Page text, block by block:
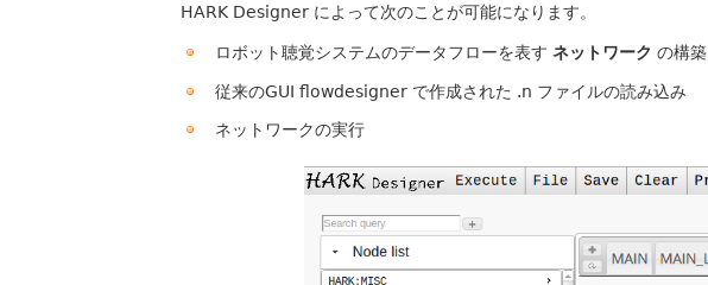
HARK Designer によって次のことが可能になります。
ロボット聴覚システムのデータフローを表す ネットワーク の構築
従来のGUI flowdesigner で作成された .n ファイルの読み込み
ネットワークの実行